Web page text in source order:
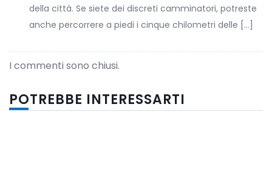
della città. Se siete dei discreti camminatori, potreste
anche percorrere a piedi i cinque chilometri delle […]
I commenti sono chiusi.
POTREBBE INTERESSARTI